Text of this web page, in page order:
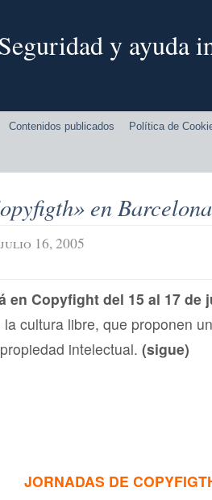
y ayuda
Contenidos publicados Política de
en Barcelona
16, 2005
en Copyfight del 15 al 17 de
cultura libre, que proponen
intelectual. (sigue)
JORNADAS DE